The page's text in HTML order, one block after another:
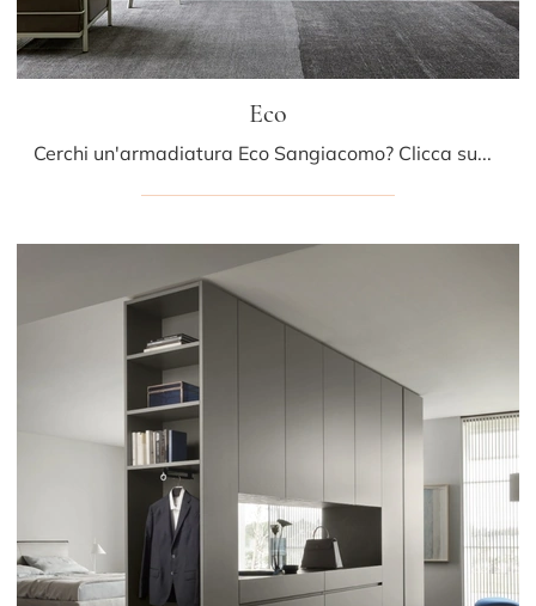
Eco
Cerchi un'armadiatura Eco Sangiacomo? Clicca subito! Gli armadi componibili con ante battenti ti aspettano.